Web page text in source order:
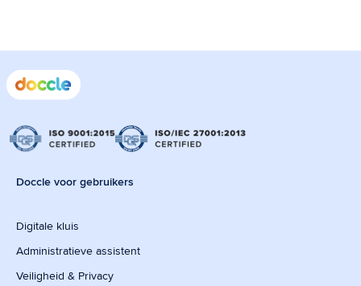
Doccle voor gebruikers
Digitale kluis
Administratieve assistent
Veiligheid & Privacy